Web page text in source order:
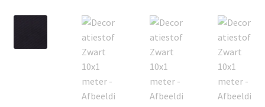
Offerte aanvraag
Privacybeleid